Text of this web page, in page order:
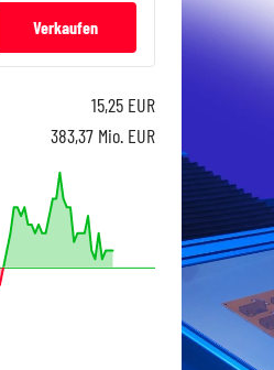
Verkaufen
15,25 EUR
383,37 Mio. EUR